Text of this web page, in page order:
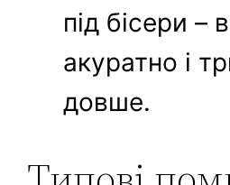
під бісери –
акуратно і
довше.